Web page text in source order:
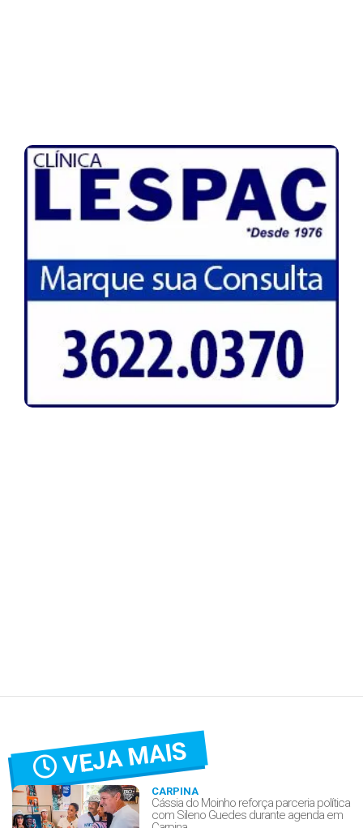
VEJA MAIS
CARPINA
Cássia do Moinho reforça parceria política
com Sileno Guedes durante agenda em